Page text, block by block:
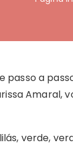
passo a
Amaral,
verde,